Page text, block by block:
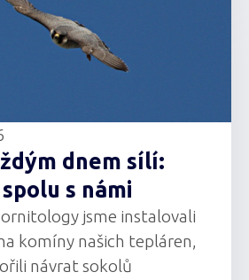
dnem sílí:
s námi
jsme instalovali
komíny našich tepláren,
návrat sokolů